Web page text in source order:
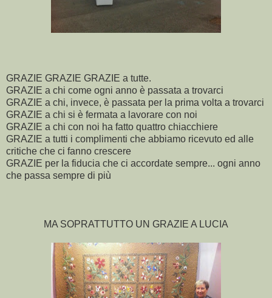
GRAZIE GRAZIE GRAZIE a tutte.
GRAZIE a chi come ogni anno è passata a trovarci
GRAZIE a chi, invece, è passata per la prima volta a trovarci
GRAZIE a chi si è fermata a lavorare con noi
GRAZIE a chi con noi ha fatto quattro chiacchiere
GRAZIE a tutti i complimenti che abbiamo ricevuto ed alle
critiche che ci fanno crescere
GRAZIE per la fiducia che ci accordate sempre... ogni anno
che passa sempre di più
MA SOPRATTUTTO UN GRAZIE A LUCIA